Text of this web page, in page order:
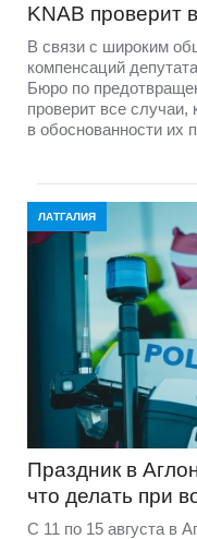
KNAB проверит
В связи с широким
компенсаций
Бюро по
проверит все
в обоснованности их
ЛАТГАЛИЯ
Праздник в
что делать при
С 11 по 15 августа в